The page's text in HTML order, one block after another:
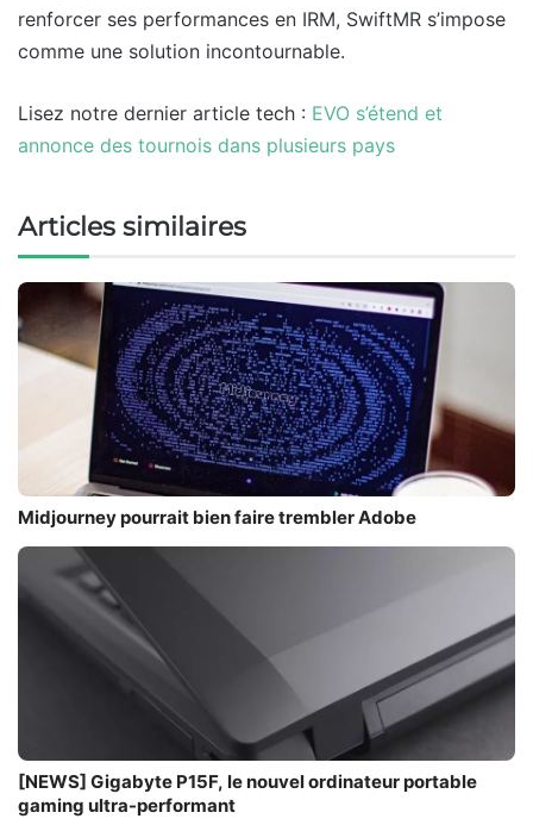
renforcer ses performances en IRM, SwiftMR s’impose
comme une solution incontournable.
Lisez notre dernier article tech : EVO s’étend et
annonce des tournois dans plusieurs pays
Articles similaires
Midjourney pourrait bien faire trembler Adobe
[NEWS] Gigabyte P15F, le nouvel ordinateur portable